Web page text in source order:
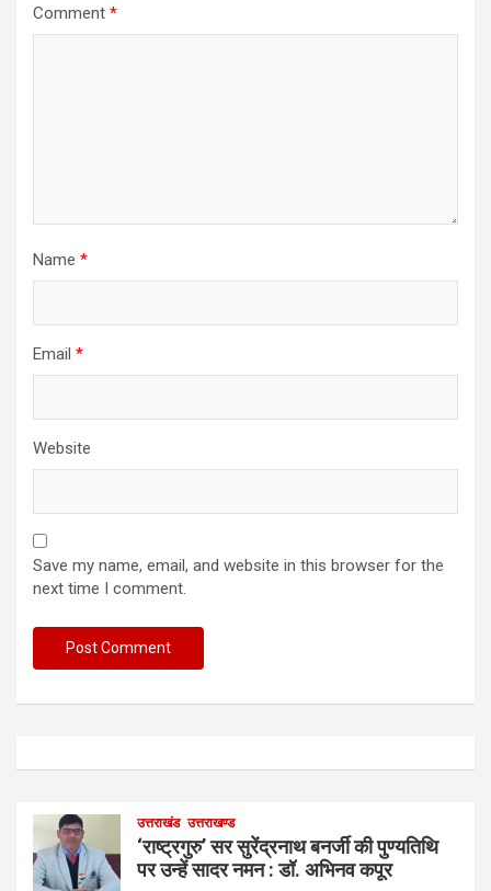
Comment *
Name *
Email *
Website
Save my name, email, and website in this browser for the
next time I comment.
उत्तराखंड उत्तराखण्ड
‘राष्ट्रगुरु’ सर सुरेंद्रनाथ बनर्जी की पुण्यतिथि
पर उन्हें सादर नमन : डॉ. अभिनव कपूर